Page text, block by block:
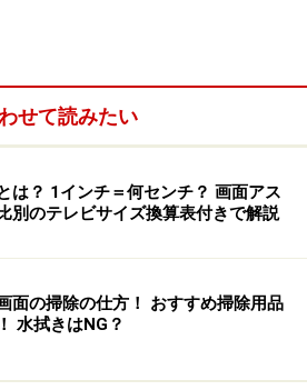
カラー表示が可能。
巻き取るような用途にも利用でき
適した特長を備えています。
ELテレビの仕組みと特長を、液晶
す！
せて読みたい
は？ 1インチ＝何センチ？ 画面アス
別のテレビサイズ換算表付きで解説
面の掃除の仕方！ おすすめ掃除用品
水拭きはNG？